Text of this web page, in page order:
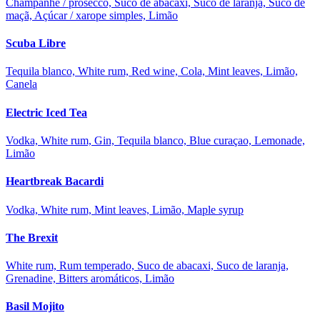
Champanhe / prosecco, Suco de abacaxi, Suco de laranja, Suco de
maçã, Açúcar / xarope simples, Limão
Scuba Libre
Tequila blanco, White rum, Red wine, Cola, Mint leaves, Limão,
Canela
Electric Iced Tea
Vodka, White rum, Gin, Tequila blanco, Blue curaçao, Lemonade,
Limão
Heartbreak Bacardi
Vodka, White rum, Mint leaves, Limão, Maple syrup
The Brexit
White rum, Rum temperado, Suco de abacaxi, Suco de laranja,
Grenadine, Bitters aromáticos, Limão
Basil Mojito